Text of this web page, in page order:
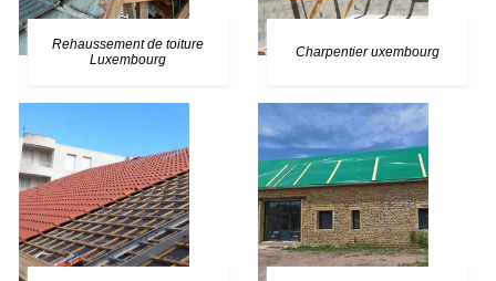
Rehaussement de toiture
Luxembourg
Charpentier uxembourg